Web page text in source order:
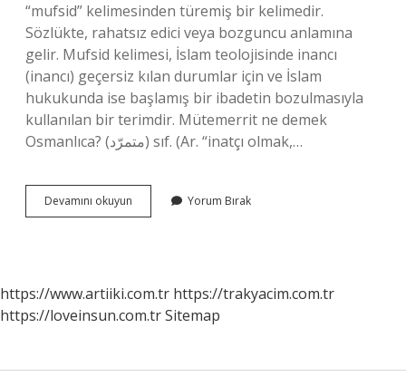
“mufsid” kelimesinden türemiş bir kelimedir.
Sözlükte, rahatsız edici veya bozguncu anlamına
gelir. Mufsid kelimesi, İslam teolojisinde inancı
(inancı) geçersiz kılan durumlar için ve İslam
hukukunda ise başlamış bir ibadetin bozulmasıyla
kullanılan bir terimdir. Mütemerrit ne demek
Osmanlıca? (ﻣﺘﻤﺮّﺩ) sıf. (Ar. “inatçı olmak,…
Devamını okuyun Müteahhid
Ne
Yorum Bırak
https://www.artiiki.com.tr https://trakyacim.com.tr
https://loveinsun.com.trSitemap